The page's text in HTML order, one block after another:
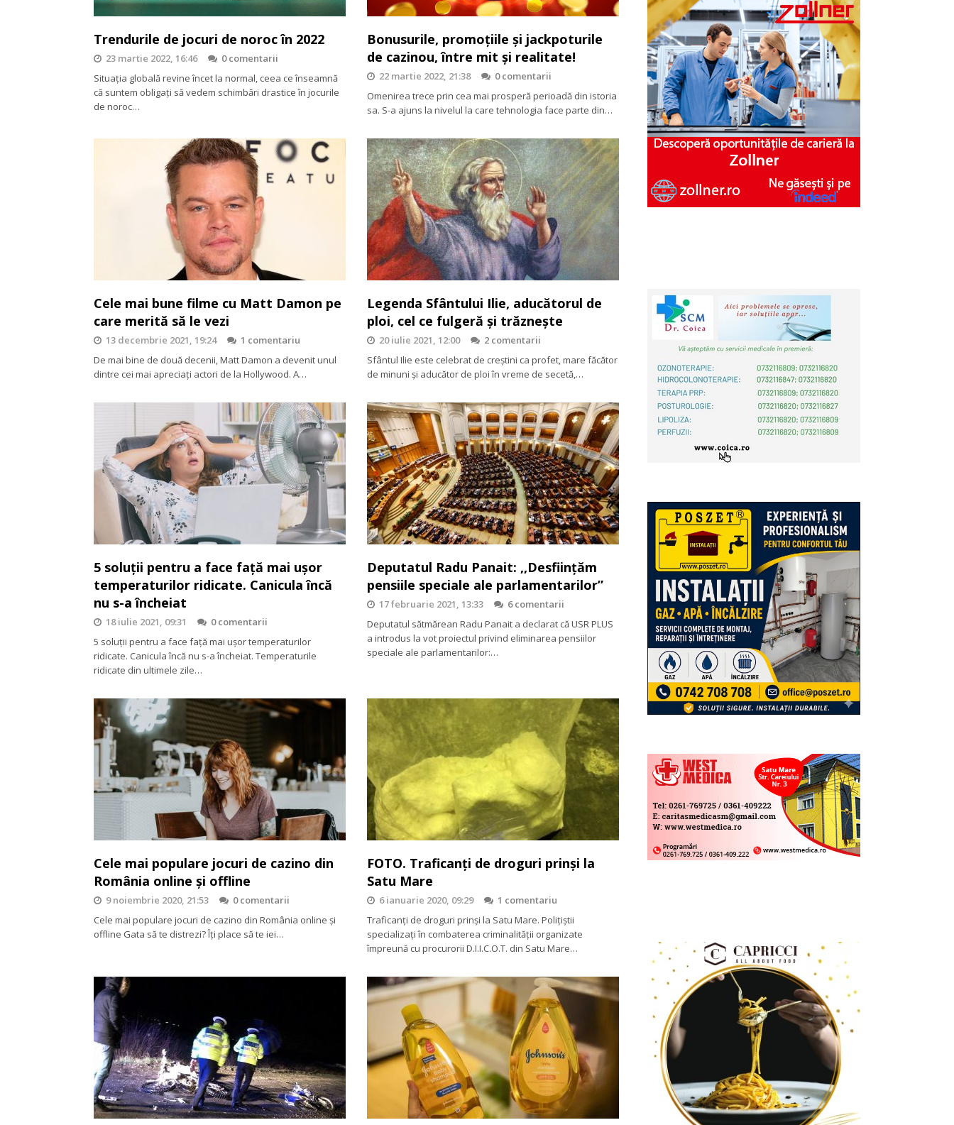
Trendurile de jocuri de noroc în 2022
23 martie 2022, 16:46
0 comentarii
Situația globală revine încet la normal, ceea ce înseamnă
că suntem obligați să vedem schimbări drastice în jocurile
de noroc…
Bonusurile, promoțiile și jackpoturile
de cazinou, între mit și realitate!
22 martie 2022, 21:38
0 comentarii
Omenirea trece prin cea mai prosperă perioadă din istoria
sa. S-a ajuns la nivelul la care tehnologia face parte din…
Cele mai bune filme cu Matt Damon pe
care merită să le vezi
13 decembrie 2021, 19:24
1 comentariu
De mai bine de două decenii, Matt Damon a devenit unul
dintre cei mai apreciați actori de la Hollywood. A…
Legenda Sfântului Ilie, aducătorul de
ploi, cel ce fulgeră şi trăzneşte
20 iulie 2021, 12:00
2 comentarii
Sfântul Ilie este celebrat de creştini ca profet, mare făcător
de minuni şi aducător de ploi în vreme de secetă,…
5 soluții pentru a face față mai ușor
temperaturilor ridicate. Canicula încă
nu s-a încheiat
18 iulie 2021, 09:31
0 comentarii
5 soluții pentru a face față mai ușor temperaturilor
ridicate. Canicula încă nu s-a încheiat. Temperaturile
ridicate din ultimele zile…
Deputatul Radu Panait: ,,Desființăm
pensiile speciale ale parlamentarilor”
17 februarie 2021, 13:33
6 comentarii
Deputatul sătmărean Radu Panait a declarat că USR PLUS
a introdus la vot proiectul privind eliminarea pensiilor
speciale ale parlamentarilor:…
Cele mai populare jocuri de cazino din
România online și offline
9 noiembrie 2020, 21:53
0 comentarii
Cele mai populare jocuri de cazino din România online și
offline Gata să te distrezi? Îți place să te iei…
FOTO. Traficanţi de droguri prinşi la
Satu Mare
6 ianuarie 2020, 09:29
1 comentariu
Traficanţi de droguri prinşi la Satu Mare. Polițiștii
specializați în combaterea criminalității organizate
împreună cu procurorii D.I.I.C.O.T. din Satu Mare…